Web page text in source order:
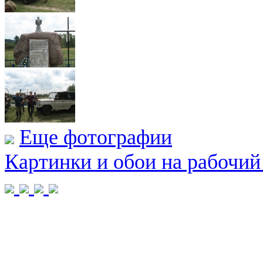
Еще фотографии
Картинки и обои на